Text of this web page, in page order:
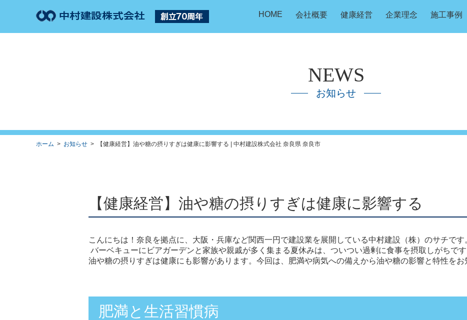
HOME 会社概要 健康経営 企業理念 施工事例
NEWS
お知らせ
ホーム > お知らせ > 【健康経営】油や糖の摂りすぎは健康に影響する | 中村建設株式会社 奈良県 奈良市
【健康経営】油や糖の摂りすぎは健康に影響する
こんにちは！奈良を拠点に、大阪・兵庫など関西一円で建設業を展開している中村建設（株）のサチです
バーベキューにビアガーデンと家族や親戚が多く集まる夏休みは、ついつい過剰に食事を摂取しがちです
油や糖の摂りすぎは健康にも影響があります。今回は、肥満や病気への備えから油や糖の影響と特性をお
肥満と生活習慣病